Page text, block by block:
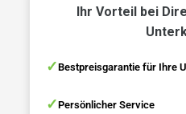
Ihr Vorteil bei
Bestpreisgarantie für Ihre
Persönlicher Service